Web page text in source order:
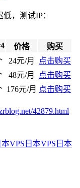
，测试IP：
价格
购买
24元/月
点击购买
48元/月
点击购买
176元/月 点击购买
42879.html
VPS 日本VPS 日本